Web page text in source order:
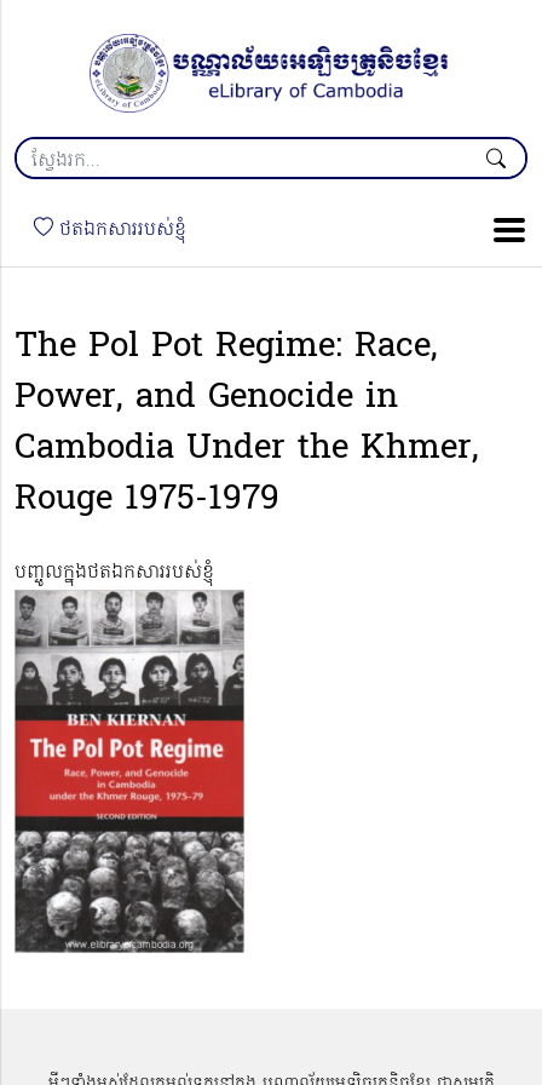
ថតឯកសាររបស់ខ្ញុំ
The Pol Pot Regime: Race,
Power, and Genocide in
Cambodia Under the Khmer,
Rouge 1975-1979
បញ្ចូលក្នុងថតឯកសាររបស់ខ្ញុំ